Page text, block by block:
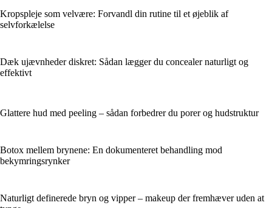
Kropspleje som velvære: Forvandl din rutine til et øjeblik af
selvforkælelse
Dæk ujævnheder diskret: Sådan lægger du concealer naturligt og
effektivt
Glattere hud med peeling – sådan forbedrer du porer og hudstruktur
Botox mellem brynene: En dokumenteret behandling mod
bekymringsrynker
Naturligt definerede bryn og vipper – makeup der fremhæver uden at